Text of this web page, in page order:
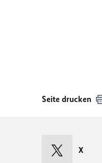
Seite drucken
X